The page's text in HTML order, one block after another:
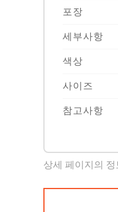
포장
세부사항
색상
사이즈
참고사항
상세 페이지의